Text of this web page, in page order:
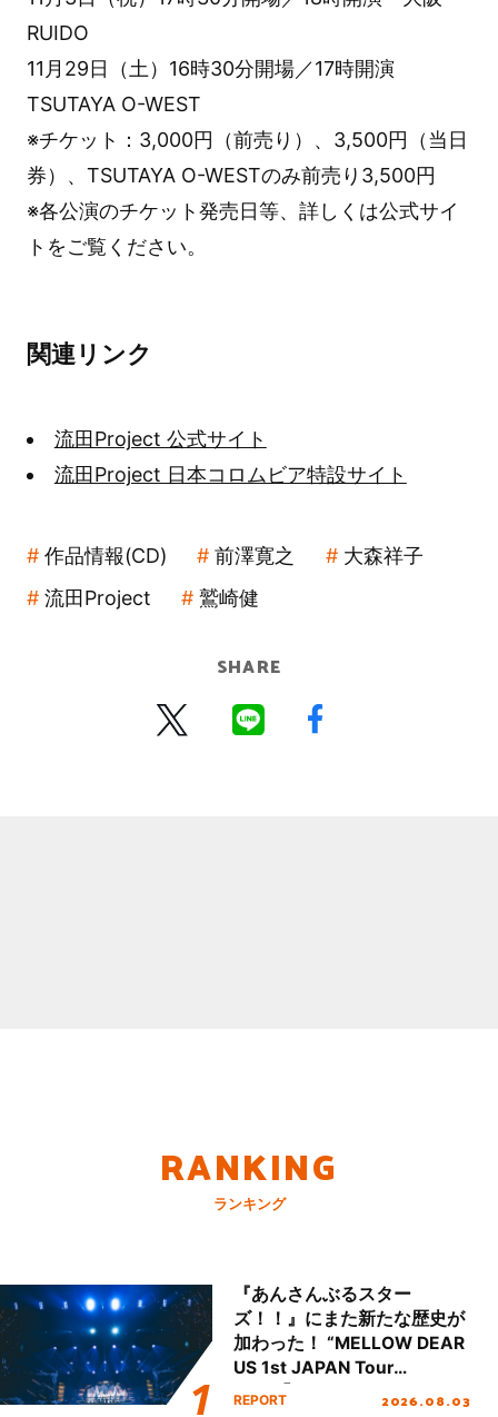
RUIDO
11月29日（土）16時30分開場／17時開演
TSUTAYA O-WEST
※チケット：3,000円（前売り）、3,500円（当日
券）、TSUTAYA O-WESTのみ前売り3,500円
※各公演のチケット発売日等、詳しくは公式サイ
トをご覧ください。
関連リンク
流田Project 公式サイト
流田Project 日本コロムビア特設サイト
作品情報(CD) 前澤寛之
大森祥子
流田Project
鷲崎健
SHARE
RANKING
ランキング
『あんさんぶるスター
ズ！！』にまた新たな歴史が
加わった！ “MELLOW DEAR
US 1st JAPAN Tour
Final「NICE to meet YOU
REPORT 2026.08.03